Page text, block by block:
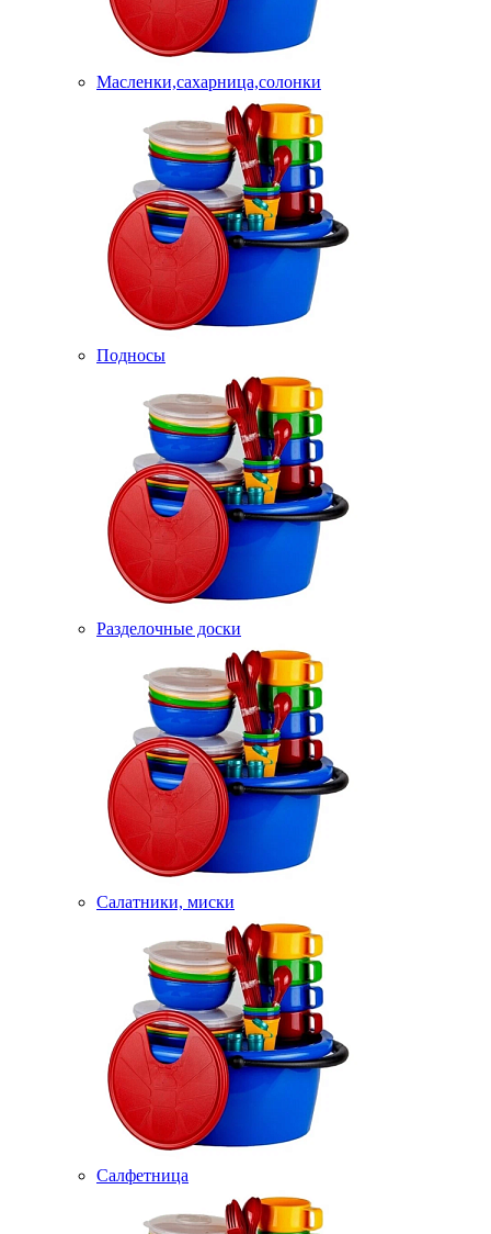
Масленки,сахарница,солонки
Подносы
Разделочные доски
Салатники, миски
Салфетница